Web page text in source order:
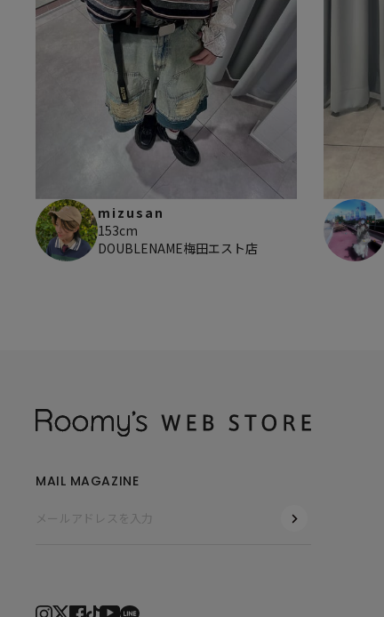
mizusan
153cm
DOUBLENAME梅田エスト店
MAIL MAGAZINE